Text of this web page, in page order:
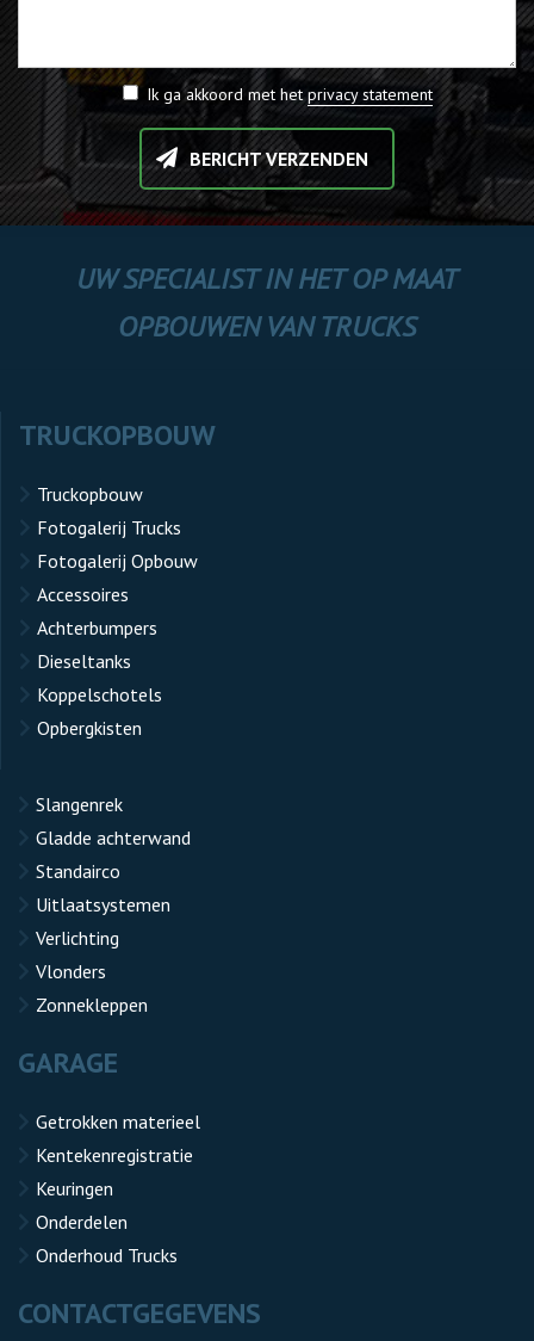
Ik ga akkoord met hetprivacy statement
BERICHT VERZENDEN
UW SPECIALIST IN HET OP MAAT
OPBOUWEN VAN TRUCKS
TRUCKOPBOUW
Truckopbouw
Fotogalerij Trucks
Fotogalerij Opbouw
Accessoires
Achterbumpers
Dieseltanks
Koppelschotels
Opbergkisten
Slangenrek
Gladde achterwand
Standairco
Uitlaatsystemen
Verlichting
Vlonders
Zonnekleppen
GARAGE
Getrokken materieel
Kentekenregistratie
Keuringen
Onderdelen
Onderhoud Trucks
CONTACTGEGEVENS